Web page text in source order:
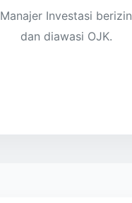
Manajer Investasi berizin
dan diawasi OJK.